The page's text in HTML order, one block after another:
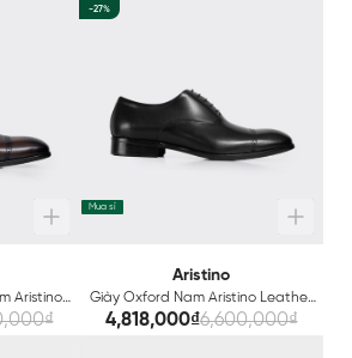
Aristino
-27%
Mua sỉ
Aristino
Giày Oxford Nam Aristino Leather
ASH00503
4,818,000₫6,600,000₫